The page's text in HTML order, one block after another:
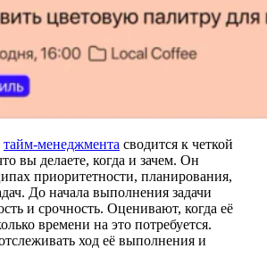
тайм-менеджмента сводится к четкой
вы делаете, когда и зачем. Он
приоритетности, планирования,
До начала выполнения задачи
и срочность. Оценивают, когда её
времени на это потребуется.
ход её выполнения и